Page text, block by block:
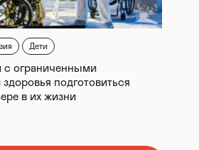
Дети
ограниченными
подготовиться
в их жизни